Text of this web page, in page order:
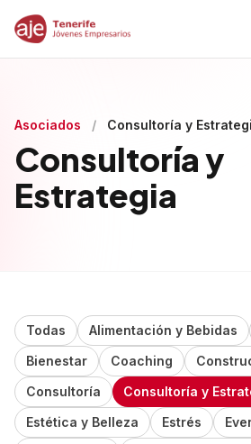
Asociados / Consultoría y
Consultoría y
Estrategia
Todas Alimentación y Bebidas
Bienestar
Coaching
Consultoría
Consultoría y
Estética y Belleza
Estrés